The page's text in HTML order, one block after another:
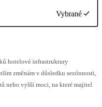
Vybrané
hotelové infrastruktury
změnám v důsledku sezónnosti,
nebo vyšší moci, na které majitel